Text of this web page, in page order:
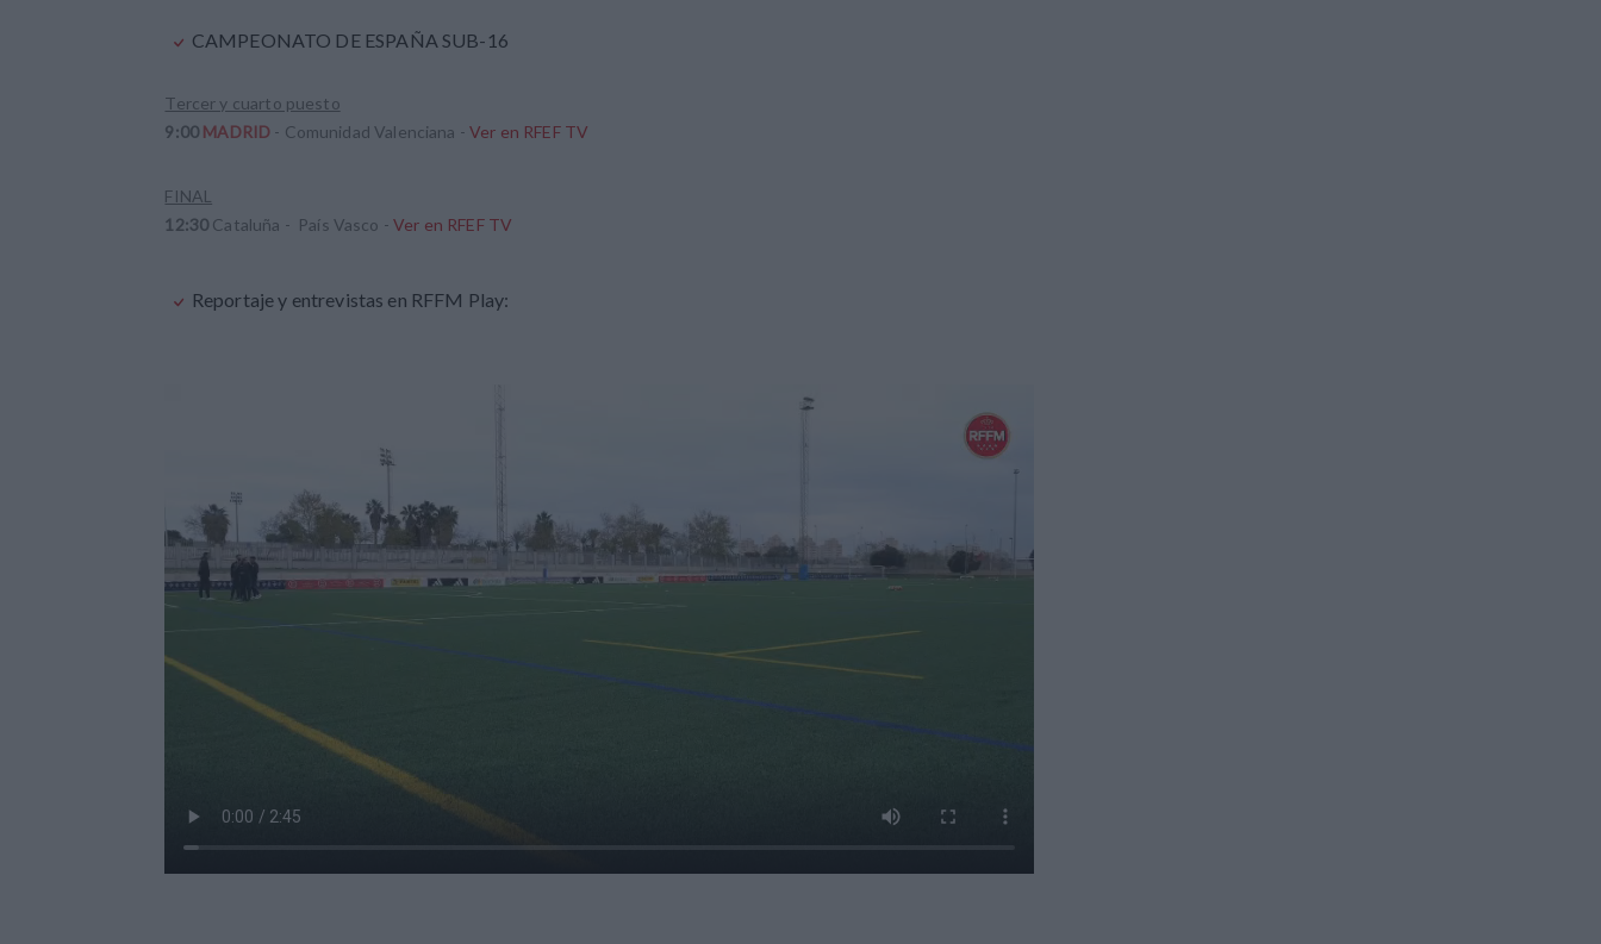
CAMPEONATO DE ESPAÑA SUB-16
Tercer y cuarto puesto
9:00 MADRID - Comunidad Valenciana -Ver en RFEF TV
FINAL
12:30 Cataluña - País Vasco -Ver en RFEF TV
Reportaje y entrevistas en RFFM Play: